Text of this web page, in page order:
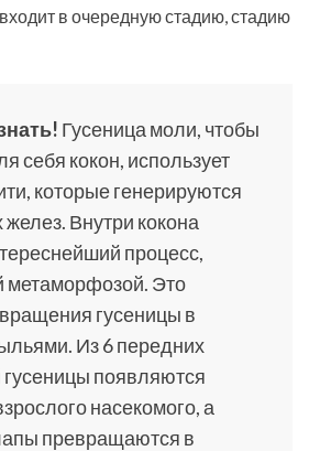
в очередную стадию, стадию
Гусеница моли, чтобы
себя кокон, использует
которые генерируются
Внутри кокона
процесс,
Это
гусеницы в
Из 6 передних
гусеницы появляются
насекомого, а
превращаются в